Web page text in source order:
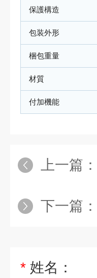
保護構造
包装外形
梱包重量
材質
付加機能
上一篇：
下一篇：
* 姓名：